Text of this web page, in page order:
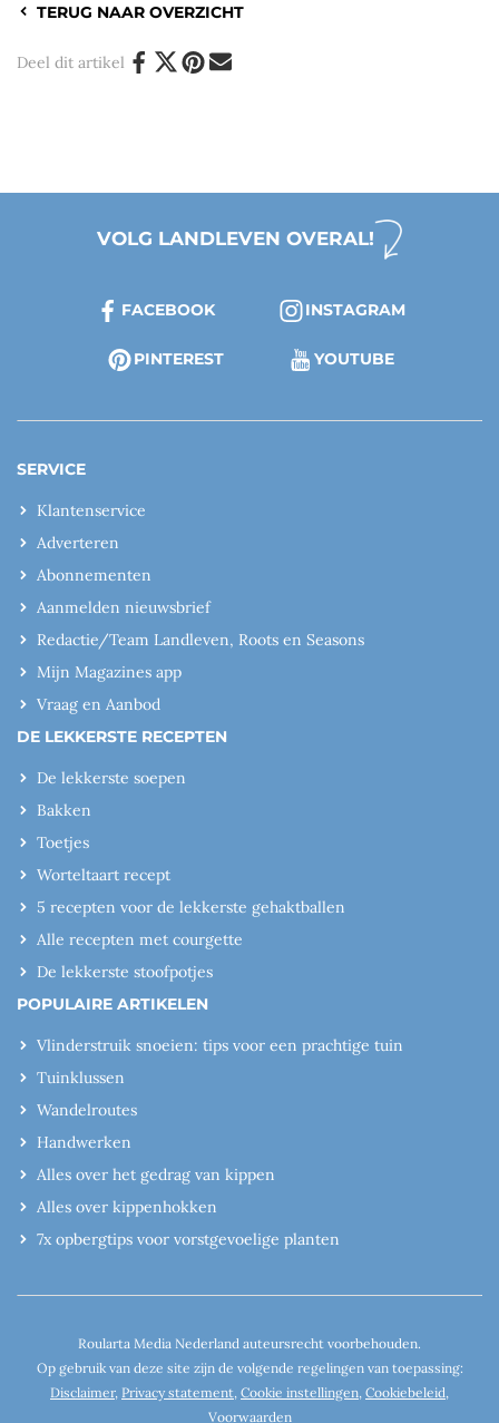
TERUG NAAR OVERZICHT
Deel dit artikel
VOLG LANDLEVEN OVERAL!
FACEBOOK INSTAGRAM
PINTEREST YOUTUBE
SERVICE
Klantenservice
Adverteren
Abonnementen
Aanmelden nieuwsbrief
Redactie/Team Landleven, Roots en Seasons
Mijn Magazines app
Vraag en Aanbod
DE LEKKERSTE RECEPTEN
De lekkerste soepen
Bakken
Toetjes
Worteltaart recept
5 recepten voor de lekkerste gehaktballen
Alle recepten met courgette
De lekkerste stoofpotjes
POPULAIRE ARTIKELEN
Vlinderstruik snoeien: tips voor een prachtige tuin
Tuinklussen
Wandelroutes
Handwerken
Alles over het gedrag van kippen
Alles over kippenhokken
7x opbergtips voor vorstgevoelige planten
Roularta Media Nederland auteursrecht voorbehouden.
Op gebruik van deze site zijn de volgende regelingen van toepassing:
Disclaimer, Privacy statement Cookie instellingen Cookiebeleid
Voorwaarden